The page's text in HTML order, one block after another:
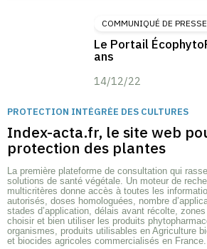
COMMUNIQUÉ DE PRESSE
Le Portail
ans
14/12/22
PROTECTION INTÉGRÉE DES CULTURES
Index-acta.fr, le site web
protection des plantes
La première plateforme de consultation qui
solutions de santé végétale. Un moteur de
multicritères donne accès à toutes les
autorisés, doses homologuées, nombre
stades d’application, délais avant récolte,
choisir et bien utiliser les produits
organismes, produits utilisables en Agriculture
et biocides agricoles commercialisés en France.